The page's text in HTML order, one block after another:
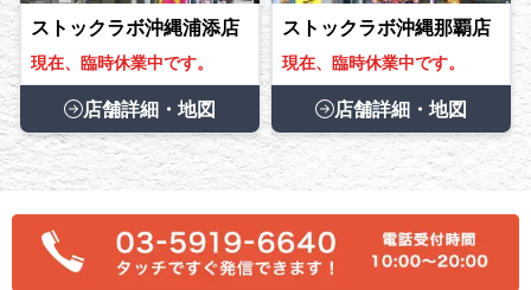
ストックラボ沖縄浦添店
現在、臨時休業中です。
店舗詳細・地図
ストックラボ沖縄那覇店
現在、臨時休業中です。
店舗詳細・地図